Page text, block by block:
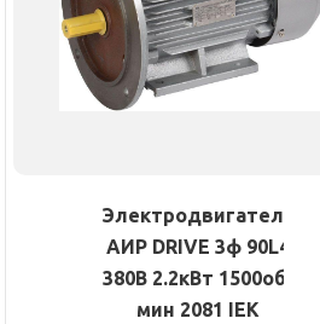
Электродвигатель
АИР DRIVE 3ф 90L4
380В 2.2кВт 1500об/
мин 2081 IEK